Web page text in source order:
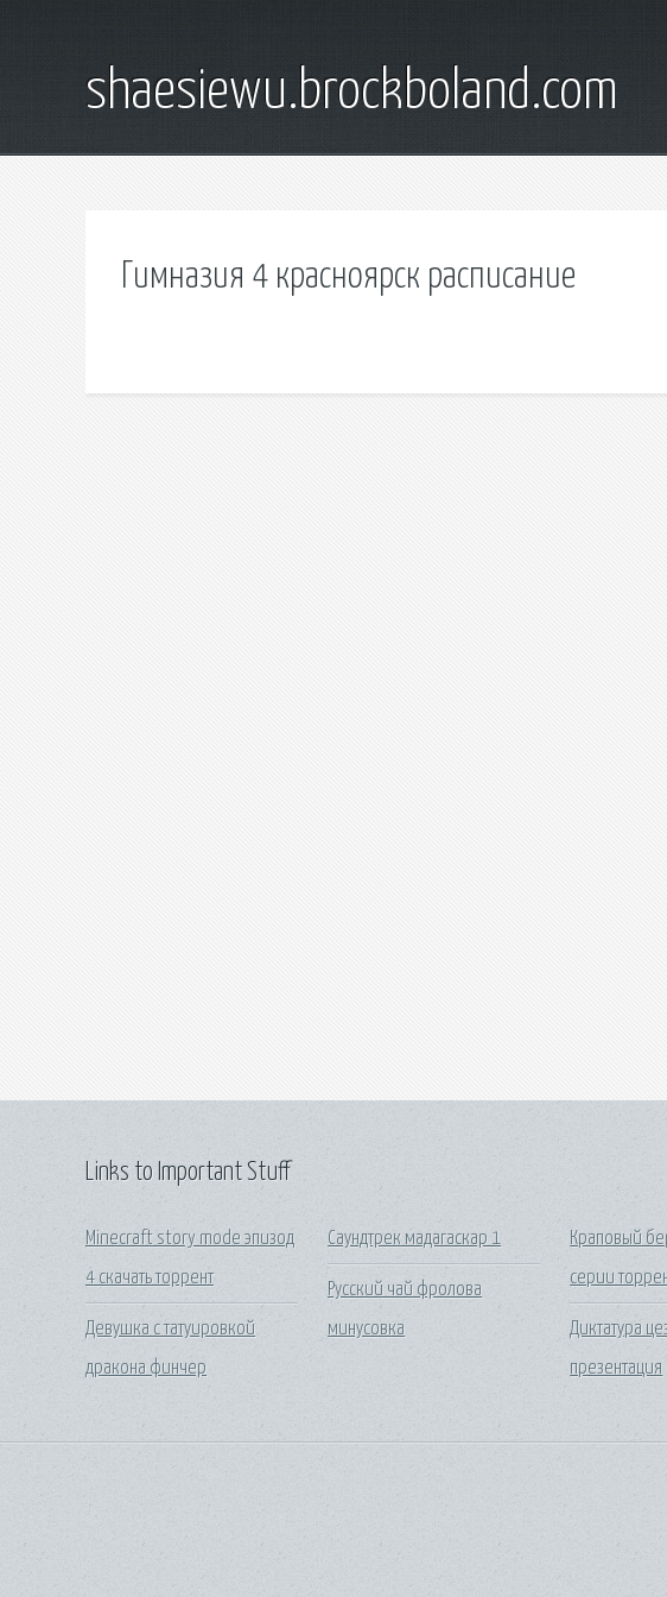
shaesiewu.brockboland.com
Гимназия 4 красноярск расписание
Links to Important Stuff
Minecraft story mode эпизод
4 скачать торрент
Девушка с татуировкой
дракона финчер
Саундтрек мадагаскар 1
Русский чай фролова
минусовка
Краповый
серии
Диктатура
презентация